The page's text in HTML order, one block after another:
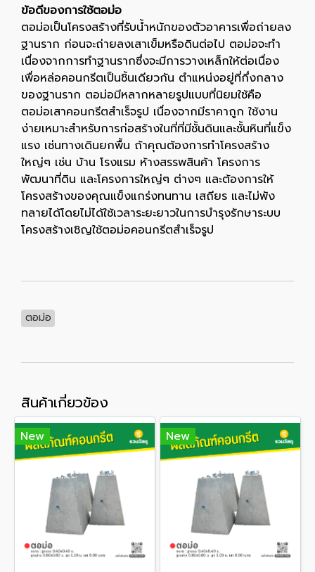
ข้อดีของการใช้ตอม่อ
ตอม่อเป็นโครงสร้างที่รับน้ำหนักของตัวอาคารเพื่อถ่ายลง
ฐานราก ก่อนจะถ่ายลงเสาเข็มหรือดินต่อไป ตอม่อจะทำ
เนื่องจากการทำฐานรากซึ่งจะมีการวางเหล็กให้ต่อเนื่อง
เพื่อหล่อคอนกรีตเป็นชิ้นเดียวกัน ตำแหน่งอยู่ที่กึ่งกลาง
ของฐานราก ตอม่อมีหลากหลายรูปแบบที่นิยมใช้คือ
ตอม่อเสาคอนกรีตสำเร็จรูป เนื่องจากมีราคาถูก ใช้งาน
ง่ายเหมาะสำหรับการก่อสร้างในที่ที่มีชั้นดินและชั้นหินที่แข็ง
แรง เช่นทางเดินยกพื้น ถ้าคุณต้องการทำโครงสร้าง
ใหญ่ๆ เช่น บ้าน โรงแรม ห้างสรรพสินค้า โครงการ
พัฒนาที่ดิน และโครงการใหญ่ๆ ต่างๆ และต้องการให้
โครงสร้างของคุณแข็งแกร่งทนทาน เสถียร และไม่พัง
ทลายได้โดยไม่ได้ใช้เวลาระยะยาวในการบำรุงรักษาระบบ
โครงสร้างเชิญใช้ตอม่อคอนกรีตสำเร็จรูป
ตอม่อ
สินค้าเกี่ยวข้อง
New New